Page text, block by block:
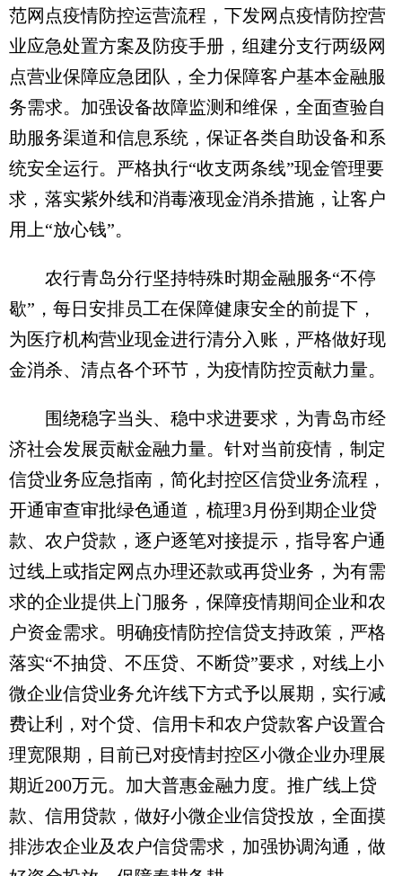
范网点疫情防控运营流程，下发网点疫情防控营
业应急处置方案及防疫手册，组建分支行两级网
点营业保障应急团队，全力保障客户基本金融服
务需求。加强设备故障监测和维保，全面查验自
助服务渠道和信息系统，保证各类自助设备和系
统安全运行。严格执行“收支两条线”现金管理要
求，落实紫外线和消毒液现金消杀措施，让客户
用上“放心钱”。
农行青岛分行坚持特殊时期金融服务“不停
歇”，每日安排员工在保障健康安全的前提下，
为医疗机构营业现金进行清分入账，严格做好现
金消杀、清点各个环节，为疫情防控贡献力量。
围绕稳字当头、稳中求进要求，为青岛市经
济社会发展贡献金融力量。针对当前疫情，制定
信贷业务应急指南，简化封控区信贷业务流程，
开通审查审批绿色通道，梳理3月份到期企业贷
款、农户贷款，逐户逐笔对接提示，指导客户通
过线上或指定网点办理还款或再贷业务，为有需
求的企业提供上门服务，保障疫情期间企业和农
户资金需求。明确疫情防控信贷支持政策，严格
落实“不抽贷、不压贷、不断贷”要求，对线上小
微企业信贷业务允许线下方式予以展期，实行减
费让利，对个贷、信用卡和农户贷款客户设置合
理宽限期，目前已对疫情封控区小微企业办理展
期近200万元。加大普惠金融力度。推广线上贷
款、信用贷款，做好小微企业信贷投放，全面摸
排涉农企业及农户信贷需求，加强协调沟通，做